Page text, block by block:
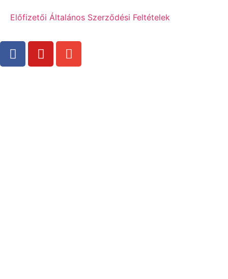
Előfizetői Általános Szerződési Feltételek